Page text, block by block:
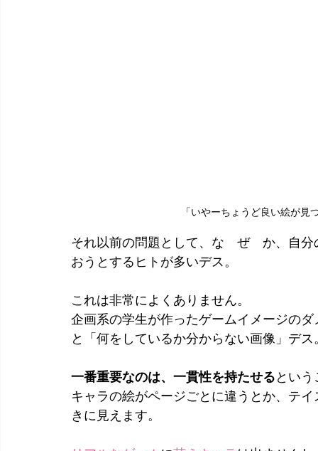
「いやーちょうど良い絵が
それ以前の問題として、な　ぜ　か、自
おうとするヒトが多いデス。
これは非常によくありません。
企画系の学生が作ったゲームイメージの
と「何をしているか分からない画像」デス
一番重要なのは、一貫性を持たせるとい
キャラの絵がページごとに違うとか、テ
きに見えます。